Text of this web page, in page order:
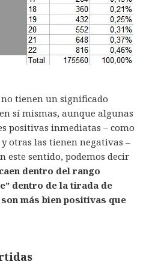
tienen un significado
sí mismas, aunque algunas
positivas inmediatas – como
otras las tienen negativas –
este sentido, podemos decir
dentro del rango
dentro de la tirada de
son más bien positivas que